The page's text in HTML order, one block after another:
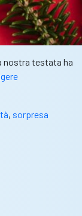
nostra testata ha
CBS
via
, sorpresa